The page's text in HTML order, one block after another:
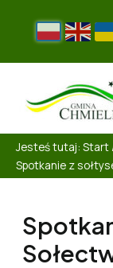
Jesteś tutaj: Start
Spotkanie z